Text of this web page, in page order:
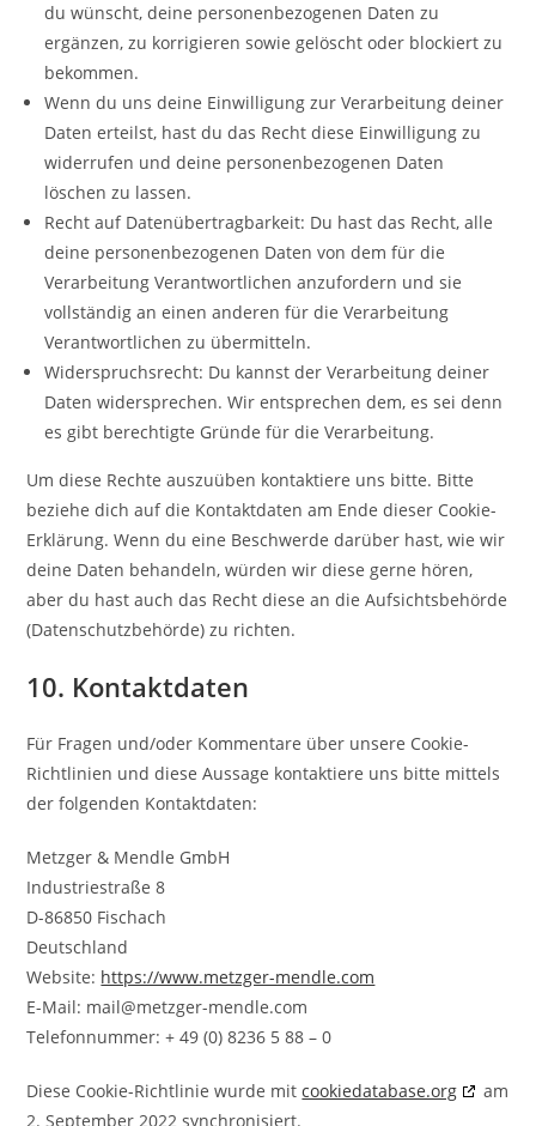
du wünscht, deine personenbezogenen Daten zu
ergänzen, zu korrigieren sowie gelöscht oder blockiert zu
bekommen.
Wenn du uns deine Einwilligung zur Verarbeitung deiner
Daten erteilst, hast du das Recht diese Einwilligung zu
widerrufen und deine personenbezogenen Daten
löschen zu lassen.
Recht auf Datenübertragbarkeit: Du hast das Recht, alle
deine personenbezogenen Daten von dem für die
Verarbeitung Verantwortlichen anzufordern und sie
vollständig an einen anderen für die Verarbeitung
Verantwortlichen zu übermitteln.
Widerspruchsrecht: Du kannst der Verarbeitung deiner
Daten widersprechen. Wir entsprechen dem, es sei denn
es gibt berechtigte Gründe für die Verarbeitung.
Um diese Rechte auszuüben kontaktiere uns bitte. Bitte
beziehe dich auf die Kontaktdaten am Ende dieser Cookie-
Erklärung. Wenn du eine Beschwerde darüber hast, wie wir
deine Daten behandeln, würden wir diese gerne hören,
aber du hast auch das Recht diese an die Aufsichtsbehörde
(Datenschutzbehörde) zu richten.
10. Kontaktdaten
Für Fragen und/oder Kommentare über unsere Cookie-
Richtlinien und diese Aussage kontaktiere uns bitte mittels
der folgenden Kontaktdaten:
Metzger & Mendle GmbH
Industriestraße 8
D-86850 Fischach
Deutschland
Website: https://www.metzger-mendle.com
E-Mail: mail@metzger-mendle.com
Telefonnummer: + 49 (0) 8236 5 88 – 0
Diese Cookie-Richtlinie wurde mitcookiedatabase.org
am
2. September 2022 synchronisiert.